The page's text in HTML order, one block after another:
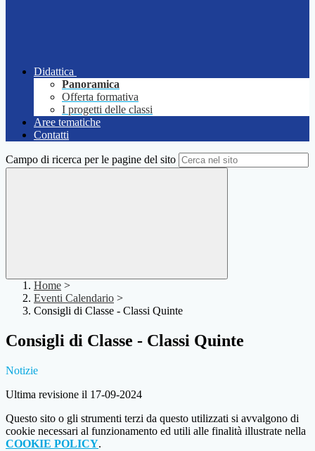
Didattica
Panoramica
Offerta formativa
I progetti delle classi
Aree tematiche
Contatti
Campo di ricerca per le pagine del sito
Home >
Eventi Calendario >
Consigli di Classe - Classi Quinte
Consigli di Classe - Classi Quinte
Notizie
Ultima revisione il 17-09-2024
Questo sito o gli strumenti terzi da questo utilizzati si avvalgono di
cookie necessari al funzionamento ed utili alle finalità illustrate nella
COOKIE POLICY.